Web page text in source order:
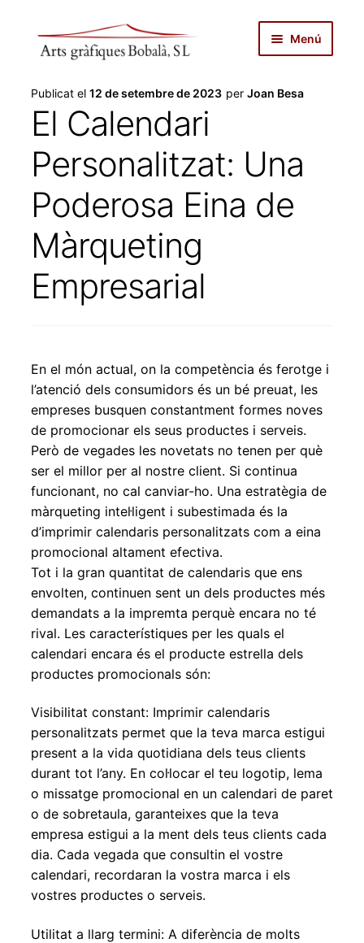
Menú
autopublicar
notícies
serveis
productes
botiga
el
menú
Publicat el 12 de setembre de 2023 per Joan Besa
El Calendari
Personalitzat: Una
Poderosa Eina de
Màrqueting
Empresarial
En el món actual, on la competència és ferotge i
l’atenció dels consumidors és un bé preuat, les
empreses busquen constantment formes noves
de promocionar els seus productes i serveis.
Però de vegades les novetats no tenen per què
ser el millor per al nostre client. Si continua
funcionant, no cal canviar-ho. Una estratègia de
màrqueting intel·ligent i subestimada és la
d’imprimir calendaris personalitzats com a eina
promocional altament efectiva.
Tot i la gran quantitat de calendaris que ens
envolten, continuen sent un dels productes més
demandats a la impremta perquè encara no té
rival. Les característiques per les quals el
calendari encara és el producte estrella dels
productes promocionals són:
Visibilitat constant: Imprimir calendaris
personalitzats permet que la teva marca estigui
present a la vida quotidiana dels teus clients
durant tot l’any. En col·locar el teu logotip, lema
o missatge promocional en un calendari de paret
o de sobretaula, garanteixes que la teva
empresa estigui a la ment dels teus clients cada
dia. Cada vegada que consultin el vostre
calendari, recordaran la vostra marca i els
vostres productes o serveis.
Utilitat a llarg termini: A diferència de molts